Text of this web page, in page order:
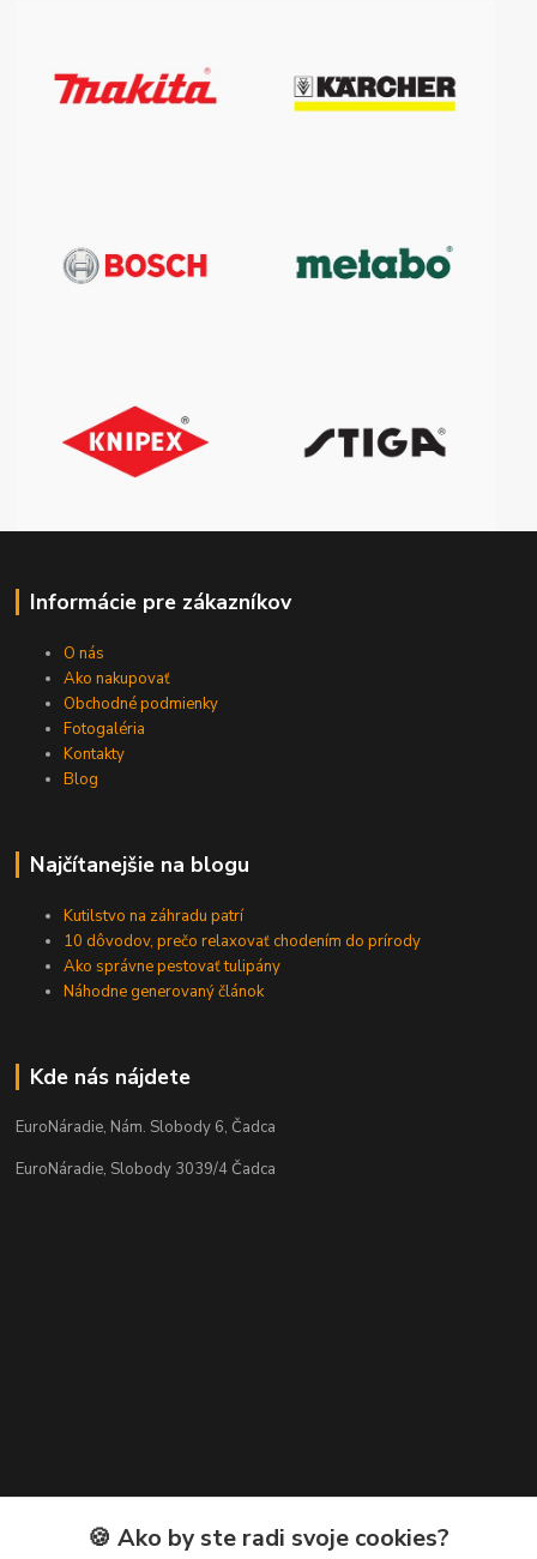
Informácie pre zákazníkov
O nás
Ako nakupovať
Obchodné podmienky
Fotogaléria
Kontakty
Blog
Najčítanejšie na blogu
Kutilstvo na záhradu patrí
10 dôvodov, prečo relaxovať chodením do prírody
Ako správne pestovať tulipány
Náhodne generovaný článok
Kde nás nájdete
EuroNáradie, Nám. Slobody 6, Čadca
EuroNáradie, Slobody 3039/4 Čadca
Kontakty
🍪 Ako by ste radi svoje cookies?